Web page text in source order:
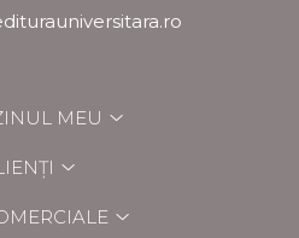
MEU